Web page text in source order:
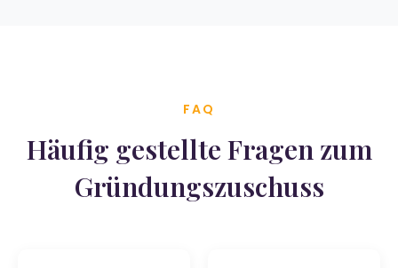
FAQ
Häufig gestellte Fragen zum
Gründungszuschuss